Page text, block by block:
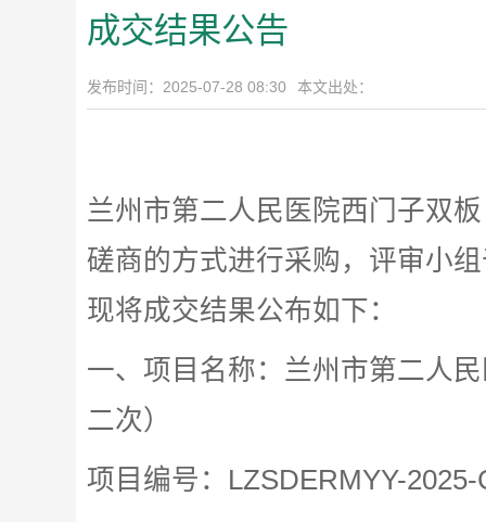
成交结果公告
发布时间：2025-07-28 08:30 本文出处：
兰州市第二人民医院西门子双
磋商的方式进行采购，评审小
现将成交结果公布如下：
一、项目名称：兰州市第二人
二次）
项目编号：LZSDERMYY-2025-